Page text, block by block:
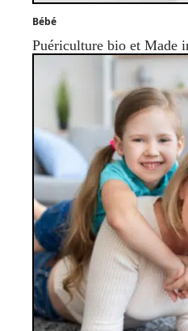
Bébé
Puériculture bio et Made